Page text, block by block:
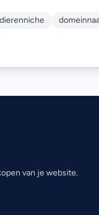
dierenniche
van je website.